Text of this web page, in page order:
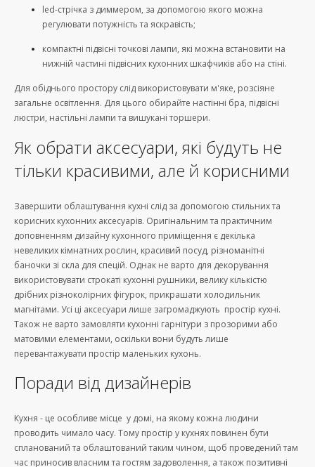
led-стрічка з диммером, за допомогою якого можна
регулювати потужність та яскравість;
компактні підвісні точкові лампи, які можна встановити на
нижній частині підвісних кухонних шкафчиків або на стіні.
Для обіднього простору слід використовувати м'яке, розсіяне
загальне освітлення. Для цього обирайте настінні бра, підвісні
люстри, настільні лампи та вишукані торшери.
Як обрати аксесуари, які будуть не
тільки красивими, але й корисними
Завершити облаштування кухні слід за допомогою стильних та
корисних кухонних аксесуарів. Оригінальним та практичним
доповненням дизайну кухонного приміщення є декілька
невеликих кімнатних рослин, красивий посуд, різноманітні
баночки зі скла для спецій. Однак не варто для декорування
використовувати строкаті кухонні рушники, велику кількістю
дрібних різноколірних фігурок, прикрашати холодильник
магнітами. Усі ці аксесуари лише загромаджують простір кухні.
Також не варто замовляти кухонні гарнітури з прозорими або
матовими елементами, оскільки вони будуть лише
перевантажувати простір маленьких кухонь.
Поради від дизайнерів
Кухня - це особливе місце у домі, на якому кожна людини
проводить чимало часу. Тому простір у кухнях повинен бути
спланований та облаштований таким чином, щоб проведений там
час приносив власним та гостям задоволення, а також позитивні